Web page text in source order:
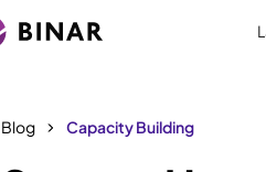
Blog Capacity Building